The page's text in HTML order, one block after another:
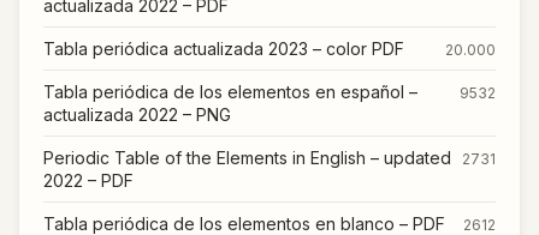
actualizada 2022 – PDF
Tabla periódica actualizada 2023 – color PDF 20.000
Tabla periódica de los elementos en español –
actualizada 2022 – PNG
9532
Periodic Table of the Elements in English – updated
2022 – PDF
2731
Tabla periódica de los elementos en blanco – PDF 2612